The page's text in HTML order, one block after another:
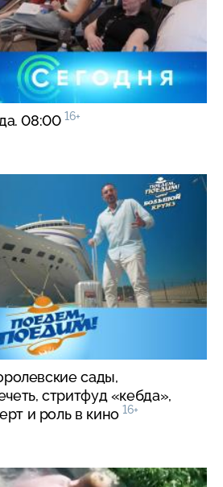
08:00 16+
сады,
стритфуд «кебда»,
и роль в кино 16+